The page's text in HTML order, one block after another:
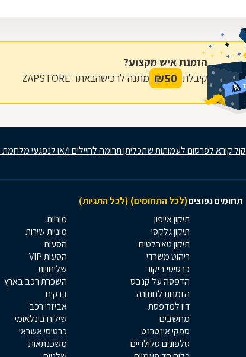
הזמנת איש מקצוע?
קיבלת 50
₪ מתנה לרכישהבאתר ZAPSTORE
קול קורא לפרסום לעמותות שתכליתן תרומה לחיילים ו/או לנפגעי
תחומים נפוצים(לכל התחומים) (לכל התגיות)
תיקון אייפון
תיקון גלקסי
תיקון טאבלטים
ריהוט משרדי
כרטיסי ביקור
הדפסה על קנבס
הזמנות לחתונה
דיו למדפסת
מחשבים
ספקי אינטרנט
טלפונים סלולריים
מוניות
מוניות שירות
הסעות
הסעות VIP
שליחויות
השכרת רכב בארץ
בנקים
אביזרי רכב
שילוח בינלאומי
כרטיסי אשראי
משכנתאות